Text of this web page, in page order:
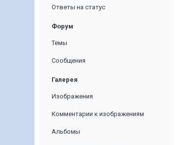
Ответы на статус
Форум
Темы
Сообщения
Галерея
Изображения
Комментарии к изображениям
Альбомы